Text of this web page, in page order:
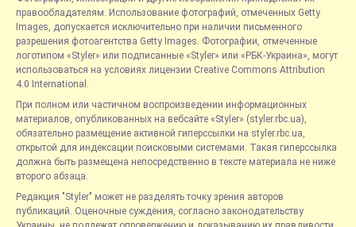
правообладателям. Использование фотографий, отмеченных Getty
Images, допускается исключительно при наличии письменного
разрешения фотоагентства Getty Images. Фотографии, отмеченные
логотипом «Styler» или подписанные «Styler» или «РБК-Украина», могут
использоваться на условиях лицензии Creative Commons Attribution
4.0 International.
При полном или частичном воспроизведении информационных
материалов, опубликованных на вебсайте «Styler» (styler.rbc.ua),
обязательно размещение активной гиперссылки на styler.rbc.ua,
открытой для индексации поисковыми системами. Такая гиперссылка
должна быть размещена непосредственно в тексте материала не ниже
второго абзаца.
Редакция "Styler" может не разделять точку зрения авторов
публикаций. Оценочные суждения, согласно законодательству